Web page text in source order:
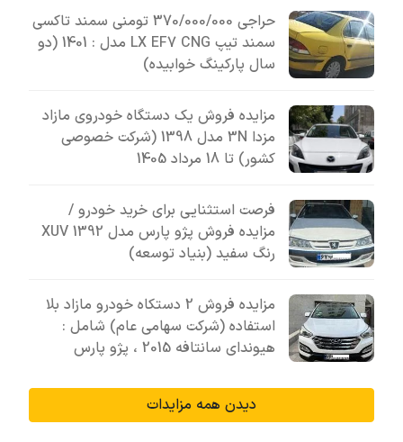
حراجی 370/000/000 تومنی سمند تاکسی
سمند تیپ LX EF7 CNG مدل : 1401 (دو
سال پارکینگ خوابیده)
مزایده فروش یک دستگاه خودروی مازاد
مزدا 3N مدل 1398 (شرکت خصوصی
کشور) تا 18 مرداد 1405
فرصت استثنایی برای خرید خودرو /
مزایده فروش پژو پارس مدل 1392 XUV
رنگ سفید (بنیاد توسعه)
مزایده فروش 2 دستکاه خودرو مازاد بلا
استفاده (شرکت سهامی عام) شامل :
هیوندای سانتافه 2015 ، پژو پارس
دیدن همه مزایدات